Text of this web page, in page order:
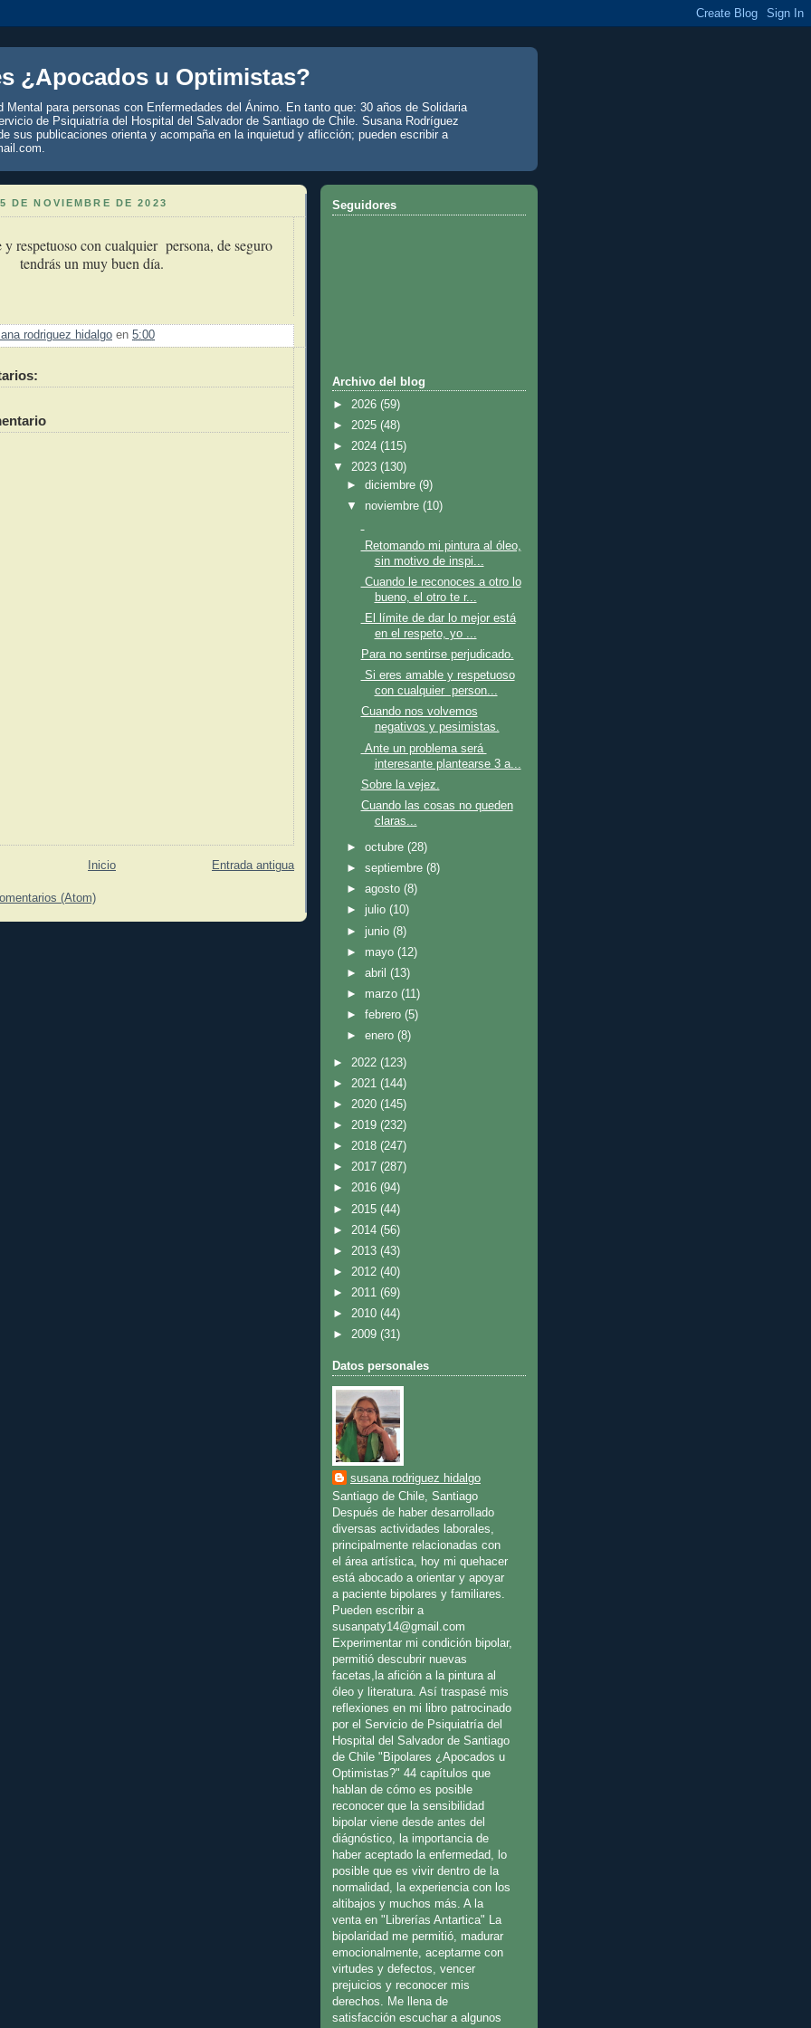
¿Apocados u Optimistas?
Mental para personas con Enfermedades del Ánimo. En tanto que: 30 años de Solidaria
de Psiquiatría del Hospital del Salvador de Santiago de Chile. Susana Rodríguez
sus publicaciones orienta y acompaña en la inquietud y aflicción; pueden escribir a
DE NOVIEMBRE DE 2023
y respetuoso con cualquier persona, de seguro
tendrás un muy buen día.
rodriguez hidalgo en 5:00
Entrada antigua
Inicio
(Atom)
Seguidores
Archivo del blog
► 2026 (59)
► 2025 (48)
► 2024 (115)
▼ 2023 (130)
►diciembre(9)
▼ noviembre(10)
Retomando mi pintura al óleo,
sin motivo de inspi...
Cuando le reconoces a otro lo
bueno, el otro te r...
El límite de dar lo mejor está
en el respeto, yo ...
Para no sentirse perjudicado.
Si eres amable y respetuoso
con cualquier person...
Cuando nos volvemos
negativos y pesimistas.
Ante un problema será
interesante plantearse 3 a...
Sobre la vejez.
Cuando las cosas no queden
claras...
►octubre(28)
►septiembre(8)
►agosto(8)
► julio(10)
► junio(8)
► mayo(12)
►abril(13)
► marzo(11)
►febrero(5)
►enero(8)
► 2022 (123)
► 2021 (144)
► 2020 (145)
► 2019 (232)
► 2018 (247)
► 2017 (287)
► 2016 (94)
► 2015 (44)
► 2014 (56)
► 2013 (43)
► 2012 (40)
► 2011 (69)
► 2010 (44)
► 2009 (31)
Datos personales
susana rodriguez hidalgo
Santiago de Chile, Santiago
Después de haber desarrollado
diversas actividades laborales,
principalmente relacionadas con
el área artística, hoy mi quehacer
está abocado a orientar y apoyar
a paciente bipolares y familiares.
Pueden escribir a
susanpaty14@gmail.com
Experimentar mi condición bipolar,
permitió descubrir nuevas
facetas,la afición a la pintura al
óleo y literatura. Así traspasé mis
reflexiones en mi libro patrocinado
por el Servicio de Psiquiatría del
Hospital del Salvador de Santiago
de Chile "Bipolares ¿Apocados u
Optimistas?" 44 capítulos que
hablan de cómo es posible
reconocer que la sensibilidad
bipolar viene desde antes del
diágnóstico, la importancia de
haber aceptado la enfermedad, lo
posible que es vivir dentro de la
normalidad, la experiencia con los
altibajos y muchos más. A la
venta en "Librerías Antartica" La
bipolaridad me permitió, madurar
emocionalmente, aceptarme con
virtudes y defectos, vencer
prejuicios y reconocer mis
derechos. Me llena de
satisfacción escuchar a algunos